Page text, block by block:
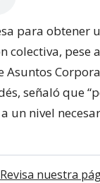
para obtener
pese
Asuntos
señaló que
un nivel
Revisa nuestra